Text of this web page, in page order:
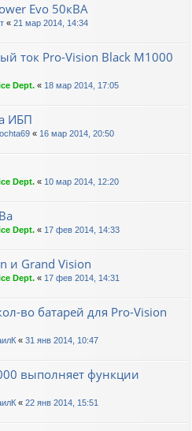
Evo 50кВА
« 21 мар 2014, 14:34
ток Pro-Vision Black M1000
Dept. « 18 мар 2014, 17:05
ИБП
« 16 мар 2014, 20:50
Dept. « 10 мар 2014, 12:20
Dept. « 17 фев 2014, 14:33
и Grand Vision
Dept. « 17 фев 2014, 14:31
во батарей для Pro-Vision
« 31 янв 2014, 10:47
выполняет функции
« 22 янв 2014, 15:51